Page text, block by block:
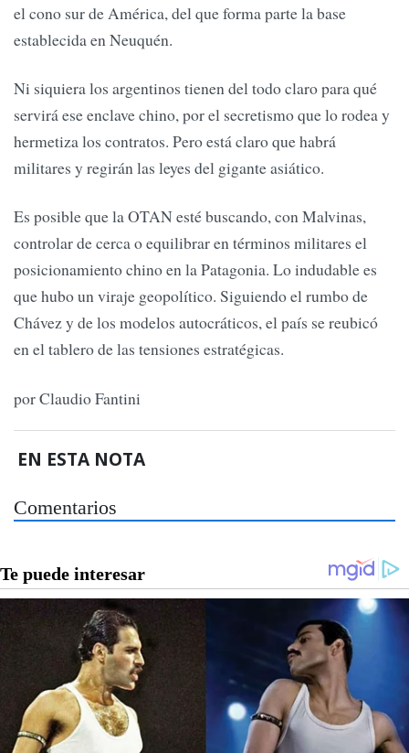
el cono sur de América, del que forma parte la base
establecida en Neuquén.
Ni siquiera los argentinos tienen del todo claro para qué
servirá ese enclave chino, por el secretismo que lo rodea y
hermetiza los contratos. Pero está claro que habrá
militares y regirán las leyes del gigante asiático.
Es posible que la OTAN esté buscando, con Malvinas,
controlar de cerca o equilibrar en términos militares el
posicionamiento chino en la Patagonia. Lo indudable es
que hubo un viraje geopolítico. Siguiendo el rumbo de
Chávez y de los modelos autocráticos, el país se reubicó
en el tablero de las tensiones estratégicas.
por Claudio Fantini
EN ESTA NOTA
Comentarios